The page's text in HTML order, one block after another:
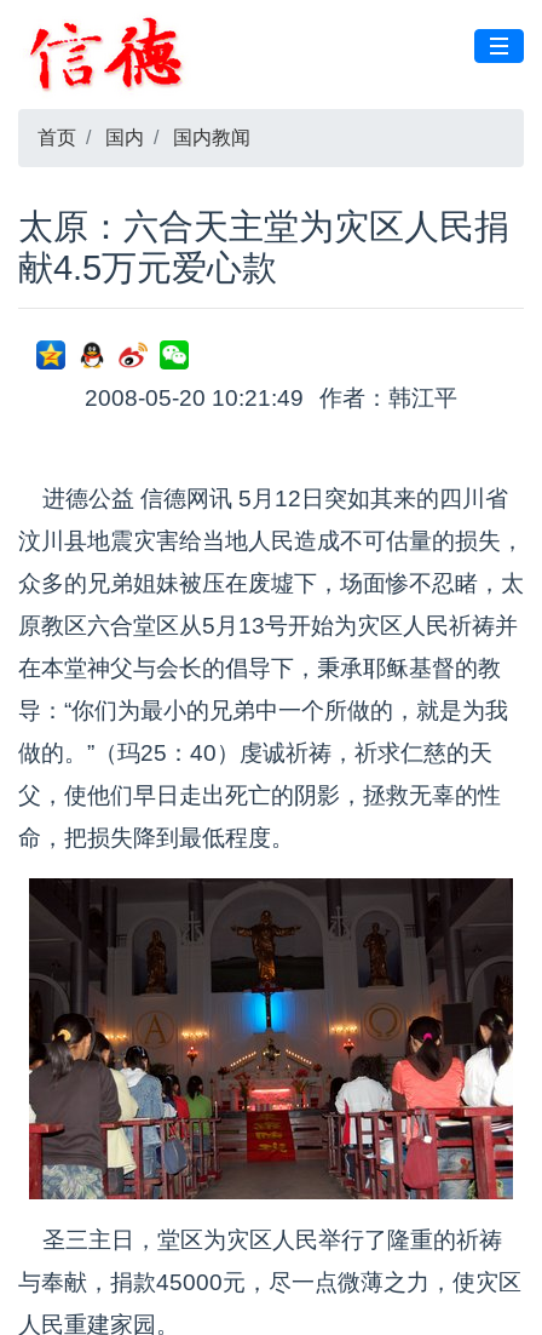
首页 国内 国内教闻
太原：六合天主堂为灾区人民捐
献4.5万元爱心款
2008-05-20 10:21:49 作者：韩江平
进德公益 信德网讯 5月12日突如其来的四川省
汶川县地震灾害给当地人民造成不可估量的损失，
众多的兄弟姐妹被压在废墟下，场面惨不忍睹，太
原教区六合堂区从5月13号开始为灾区人民祈祷并
在本堂神父与会长的倡导下，秉承耶稣基督的教
导：“你们为最小的兄弟中一个所做的，就是为我
做的。”（玛25：40）虔诚祈祷，祈求仁慈的天
父，使他们早日走出死亡的阴影，拯救无辜的性
命，把损失降到最低程度。
圣三主日，堂区为灾区人民举行了隆重的祈祷
与奉献，捐款45000元，尽一点微薄之力，使灾区
人民重建家园。